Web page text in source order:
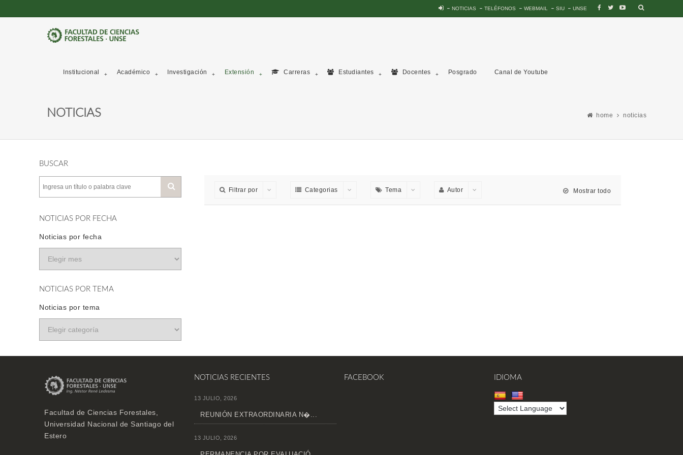
NOTICIAS TELÉFONOS WEBMAIL SIU UNSE
Institucional Académico Investigación Extensión Carreras Estudiantes Docentes Posgrado Canal de Youtube
NOTICIAS home noticias
BUSCAR
NOTICIAS POR FECHA
Noticias por fecha
NOTICIAS POR TEMA
Noticias por tema
Filtrar por Categorias Tema Autor Mostrar todo
Facultad de Ciencias Forestales,
Universidad Nacional de Santiago del
Estero
NOTICIAS RECIENTES
13 JULIO, 2026
REUNIÓN EXTRAORDINARIA N�...
13 JULIO, 2026
FACEBOOK IDIOMA